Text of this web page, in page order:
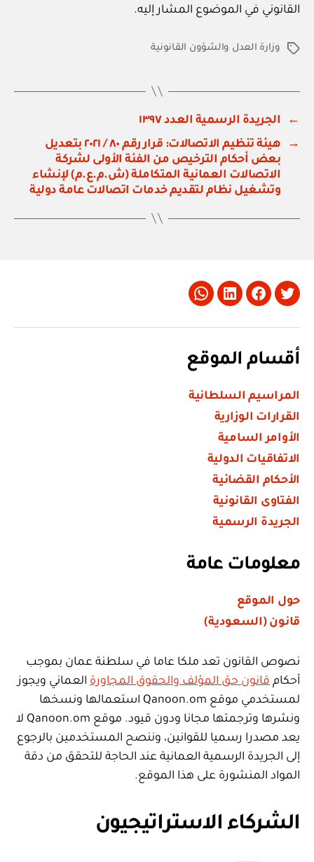
القانوني في الموضوع المشار إليه.
الوسوموزارة العدل والشؤون القانونية
←
الجريدة الرسمية العدد ١٣٩٧
→
هيئة تنظيم الاتصالات: قرار رقم ٨٠ / ٢٠٢١ بتعديل
بعض أحكام الترخيص من الفئة الأولى لشركة
الاتصالات العمانية المتكاملة (ش.م.ع.م) لإنشاء
وتشغيل نظام لتقديم خدمات اتصالات عامة دولية
Twitter
Facebook
LinkedIn
Whatsapp
أقسام الموقع
المراسيم السلطانية
القرارات الوزارية
الأوامر السامية
الاتفاقيات الدولية
الأحكام القضائية
الفتاوى القانونية
الجريدة الرسمية
معلومات عامة
حول الموقع
قانون (السعودية)
نصوص القانون تعد ملكا عاما في سلطنة عمان بموجب
أحكام قانون حق المؤلف والحقوق المجاورة العماني ويجوز
لمستخدمي موقع Qanoon.om استعمالها ونسخها
ونشرها وترجمتها مجانا ودون قيود. موقع Qanoon.om لا
يعد مصدرا رسميا للقوانين، وننصح المستخدمين بالرجوع
إلى الجريدة الرسمية العمانية عند الحاجة للتحقق من دقة
المواد المنشورة على هذا الموقع.
الشركاء الاستراتيجيون